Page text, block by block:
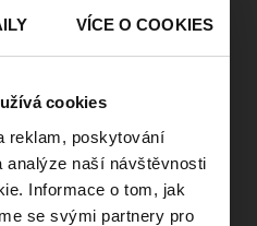
VÍCE O COOKIES
cookies
reklam, poskytování
naší návštěvnosti
Informace o tom, jak
se svými partnery pro
ve formě komorní operní
a poetika nejsou vzdálené
muzikálů Mela Brookse.
Verdiho, zběsilá honička či